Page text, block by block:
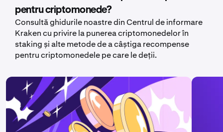
pentru criptomonede?
Consultă ghidurile noastre din Centrul de informare
Kraken cu privire la punerea criptomonedelor în
staking și alte metode de a câștiga recompense
pentru criptomonedele pe care le deții.